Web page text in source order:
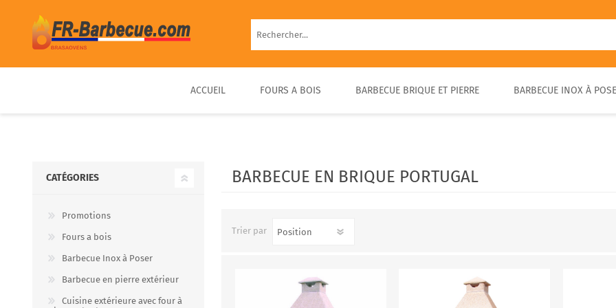
ACCUEIL FOURS A BOIS
D’EXTÉRIEUR COMPACT &
PORTABLE
PRÊT À UTILISER
BRASA
BARBECUE BRIQUE ET PIERRE BARBECUE INOX À
BARBECUE EN BRIQUE PORTUGAL
Trier par
CATÉGORIES
Promotions
Fours a bois
Barbecue Inox à Poser
Barbecue en pierre extérieur
Cuisine extérieure avec four à